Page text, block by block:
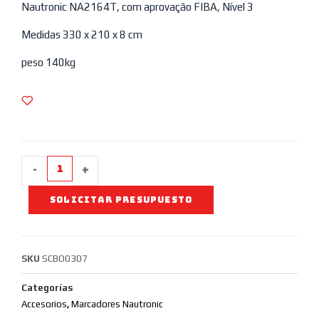
Nautronic NA2164T, com aprovação FIBA, Nível 3
Medidas 330 x 210 x 8 cm
peso 140kg
- +
SOLICITAR PRESUPUESTO
SKU SCBO0307
Categorías
Accesorios, Marcadores Nautronic